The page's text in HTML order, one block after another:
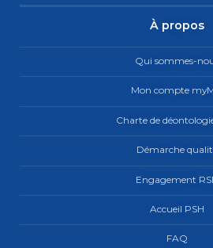
À propos
Qui sommes-
Mon compte
Charte de
Démarche
Engagement
Accueil PSH
FAQ